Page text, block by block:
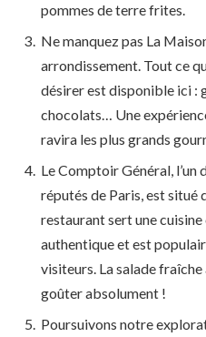
pommes de terre frites.
Ne manquez pas La
arrondissement. Tout ce
désirer est disponible ici :
chocolats… Une
ravira les plus grands
Le Comptoir Général, l’un
réputés de Paris, est situé
restaurant sert une
authentique et est
visiteurs. La salade
goûter absolument !
Poursuivons notre